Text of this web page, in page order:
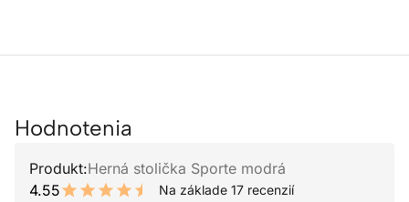
Hodnotenia
Produkt:Herná stolička Sporte modrá
4.55
Na základe 17 recenzií